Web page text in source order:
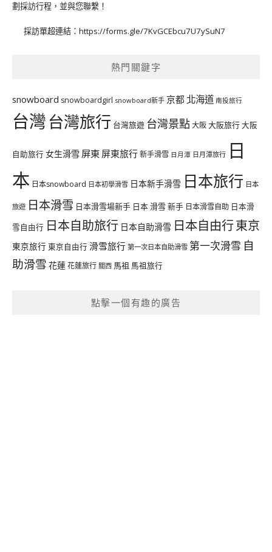
劃採訪行程，並與您聯繫！
採訪單超連結： https://forms.gle/7KvGCEbcu7U7ySuN7
熱門關鍵字
snowboard snowboardgirl snowboard新手 京都 北海道 南投旅行
台灣台灣旅行 台灣旅遊 台灣景點大阪大阪旅行大阪
自助旅行 女生滑雪 屏東 屏東旅行新手滑雪 日月潭 日月潭旅行 日
本 日本snowboard 日本初學滑雪 日本新手滑雪 日本旅行 日本
旅遊 日本滑雪 日本滑雪場新手 日本 滑雪 新手 日本滑雪自助 日本滑
雪自由行 日本自助旅行 日本自助滑雪 日本自由行東京
東京旅行 東京自由行 滑雪旅行 第一次日本自助滑雪 第一次滑雪 自
助滑雪 花蓮花蓮旅行 關西 馬祖 馬祖旅行
點擊一個有趣的廣告